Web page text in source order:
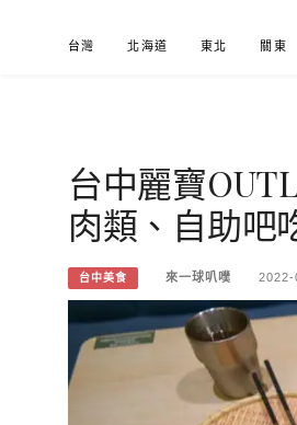
台灣 北海道 東北 關東
來一球
分享日本自助部落格
台中麗寶
肉類、自助吧
台中美食 來一球叭噗 2022-